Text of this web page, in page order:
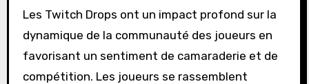
Les Twitch Drops ont un impact profond sur la
dynamique de la communauté des joueurs en
favorisant un sentiment de camaraderie et de
compétition. Les joueurs se rassemblent